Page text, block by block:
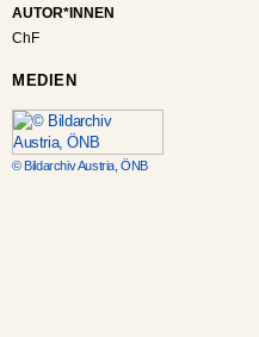
AUTOR*INNEN
ChF
MEDIEN
© Bildarchiv Austria, ÖNB